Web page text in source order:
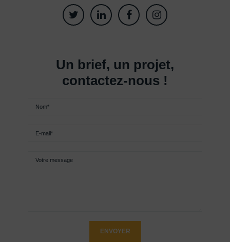
Un brief, un projet,
contactez-nous !
ENVOYER